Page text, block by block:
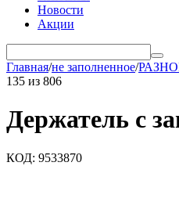
Новости
Акции
Главная/не заполненное/
135 из 806
Держатель с
КОД: 9533870